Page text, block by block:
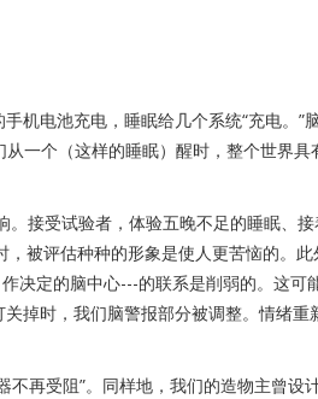
机电池充电，睡眠给几个系统“充电。”
一个（这样的睡眠）醒时，整个世界
接受试验者，体验五晚不足的睡眠、
被评估种种的形象是使人更苦恼的。
决定的脑中心---的联系是削弱的。这可
掉时，我们脑警报部分被调整。情绪重
再受阻”。同样地，我们的造物主曾设